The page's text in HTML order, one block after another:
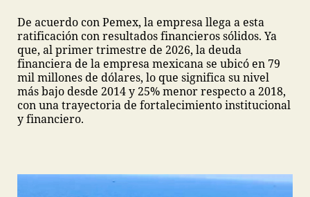
De acuerdo con Pemex, la empresa llega a esta
ratificación con resultados financieros sólidos. Ya
que, al primer trimestre de 2026, la deuda
financiera de la empresa mexicana se ubicó en 79
mil millones de dólares, lo que significa su nivel
más bajo desde 2014 y 25% menor respecto a 2018,
con una trayectoria de fortalecimiento institucional
y financiero.